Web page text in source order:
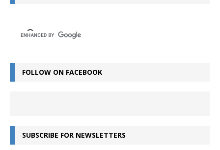
FOLLOW ON FACEBOOK
SUBSCRIBE FOR NEWSLETTERS